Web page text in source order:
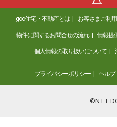
goo住宅・不動産とは お客さまご利
物件に関するお問合せの流れ 情報提
個人情報の取り扱いについて
プライバシーポリシー ヘルプ
©NTT